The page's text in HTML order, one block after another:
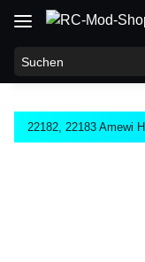
22182, 22183 Amewi